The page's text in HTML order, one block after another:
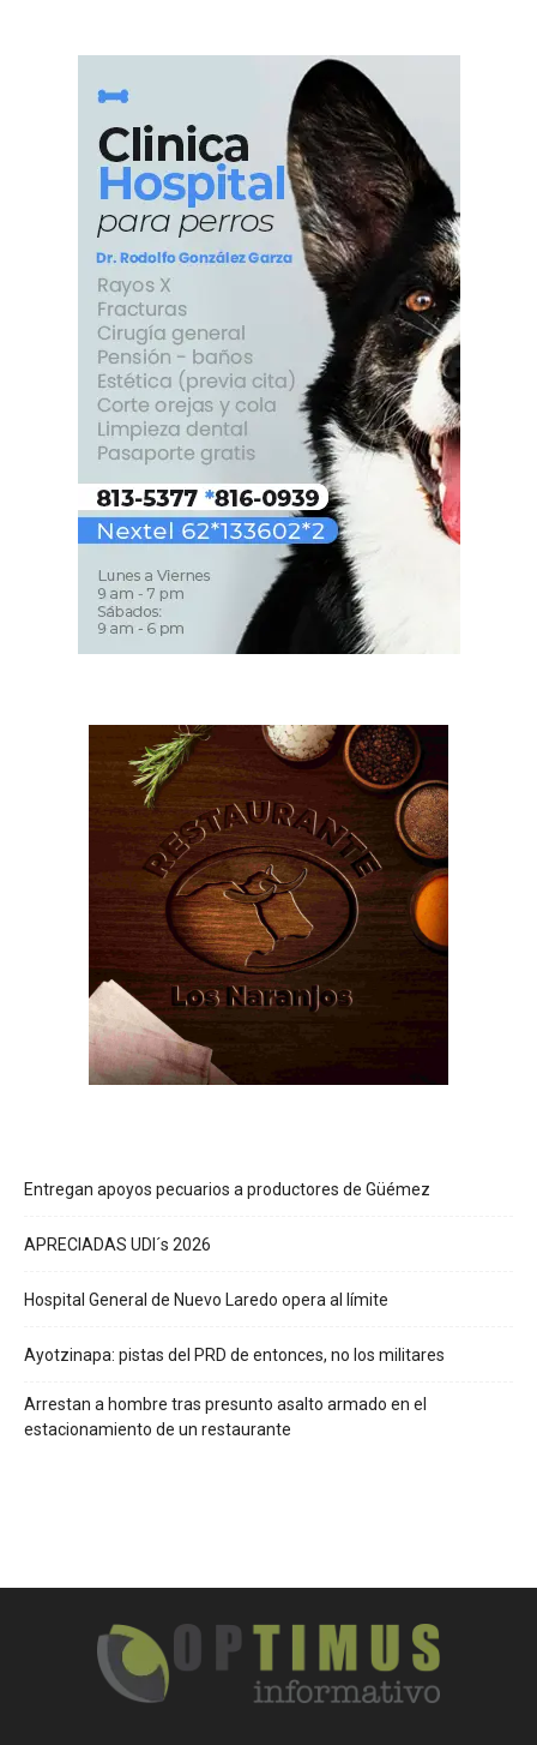
Entregan apoyos pecuarios a productores de Güémez
APRECIADAS UDI´s 2026
Hospital General de Nuevo Laredo opera al límite
Ayotzinapa: pistas del PRD de entonces, no los militares
Arrestan a hombre tras presunto asalto armado en el
estacionamiento de un restaurante